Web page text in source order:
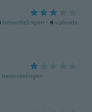
beoordelingen · 4 uploads
beoordelingen